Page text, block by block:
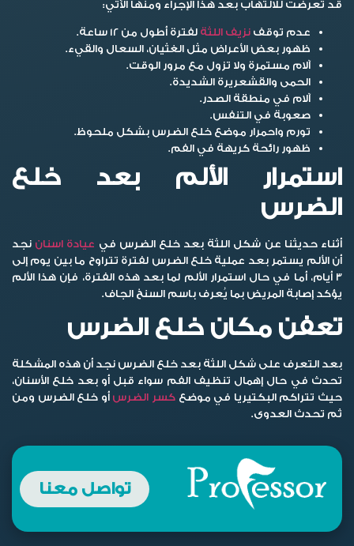
قد تعرضت للالتهاب بعد هذا الإجراء ومنها الآتي:
عدم توقف نزيف اللثة لفترة أطول من 12 ساعة.
ظهور بعض الأعراض مثل الغثيان، السعال والقيء.
آلام مستمرة ولا تزول مع مرور الوقت.
الحمى والقشعريرة الشديدة.
آلام في منطقة الصدر.
صعوبة في التنفس.
تورم واحمرار موضع خلع الضرس بشكل ملحوظ.
ظهور رائحة كريهة في الفم.
استمرار الألم بعد خلع
الضرس
أثناء حديثنا عن شكل اللثة بعد خلع الضرس في عيادة اسنان نجد
أن الألم يستمر بعد عملية خلع الضرس لفترة تتراوح ما بين يوم إلى
3 أيام، أما في حال استمرار الألم لما بعد هذه الفترة، فإن هذا الألم
يؤكد إصابة المريض بما يُعرف باسم السنخ الجاف.
تعفن مكان خلع الضرس
بعد التعرف على شكل اللثة بعد خلع الضرس نجد أن هذه المشكلة
تحدث في حال إهمال تنظيف الفم سواء قبل أو بعد خلع الأسنان،
حيث تتراكم البكتيريا في موضع كسر الضرس أو خلع الضرس ومن
ثم تحدث العدوى.
تواصل معنا